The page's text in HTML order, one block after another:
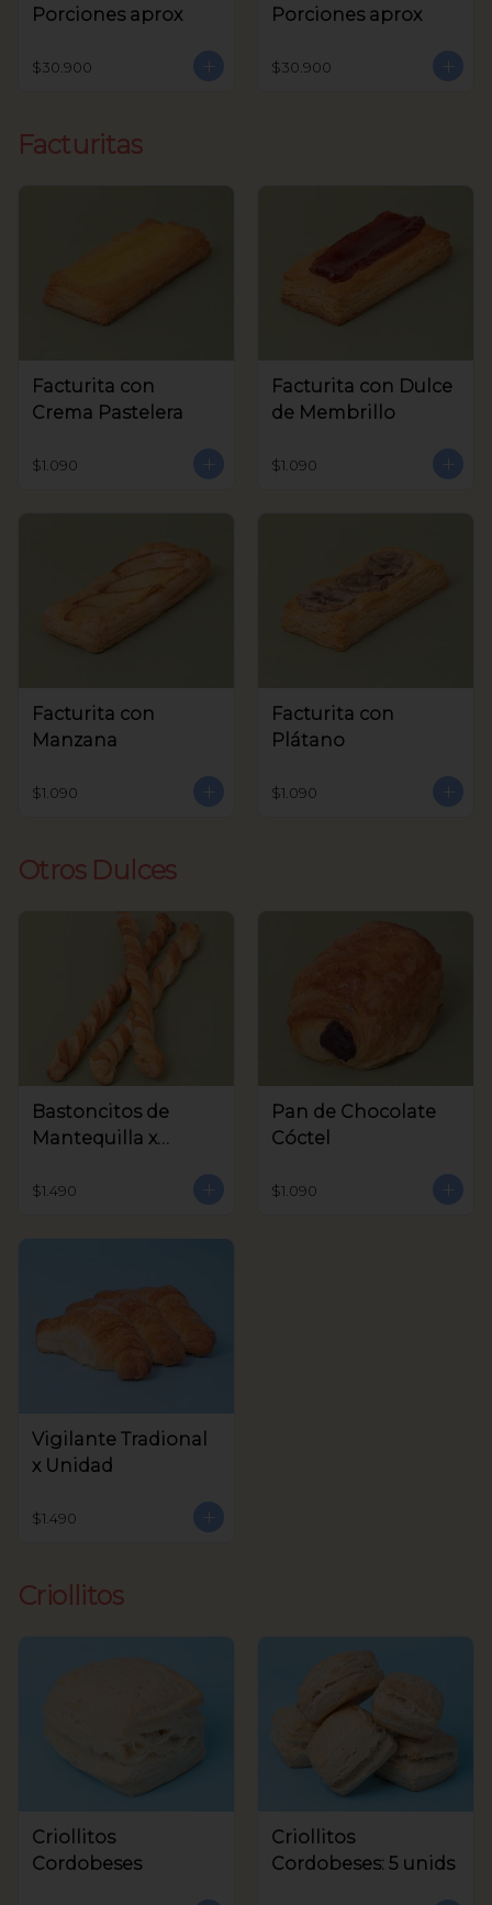
Porciones aprox
$30.900
Porciones aprox
$30.900
Facturitas
Facturita con
Crema Pastelera
$1.090
Facturita con Dulce
de Membrillo
$1.090
Facturita con
Manzana
$1.090
Facturita con
Plátano
$1.090
Otros Dulces
Bastoncitos de
Mantequilla x
$1.490
Pan de Chocolate
Cóctel
$1.090
Vigilante Tradional
x Unidad
$1.490
Criollitos
Criollitos
Cordobeses
Criollitos
Cordobeses: 5 unids